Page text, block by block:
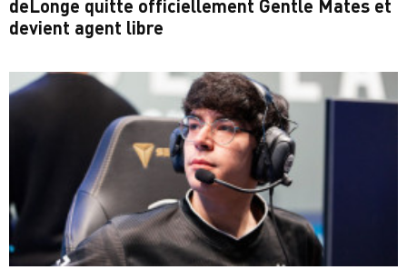
deLonge quitte officiellement Gentle Mates et
devient agent libre